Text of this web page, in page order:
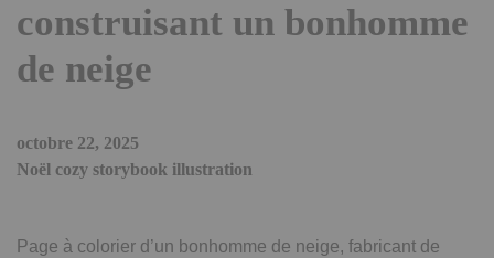
construisant un bonhomme
de neige
octobre 22, 2025
Noël cozy storybook illustration
Page à colorier d’un bonhomme de neige, fabricant de